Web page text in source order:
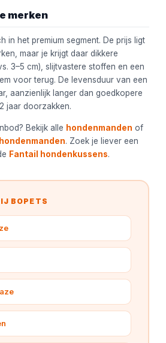
merken
in het premium segment. De prijs ligt
maar je krijgt daar dikkere
3–5 cm), slijtvastere stoffen en een
voor terug. De levensduur van een
aanzienlijk langer dan goedkopere
jaar doorzakken.
Bekijk alle hondenmanden of
. Zoek je liever een
Fantail hondenkussens.
BOPETS